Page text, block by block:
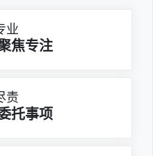
业
焦专注
责
托事项